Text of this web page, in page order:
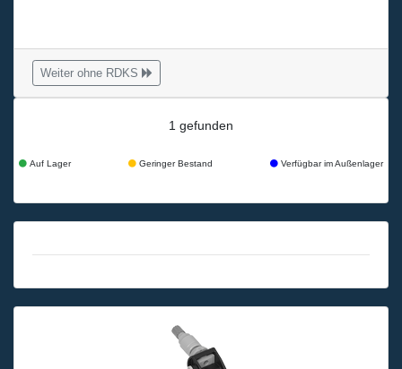
Weiter ohne RDKS
1 gefunden
Auf Lager Geringer Bestand Verfügbar im Außenlager